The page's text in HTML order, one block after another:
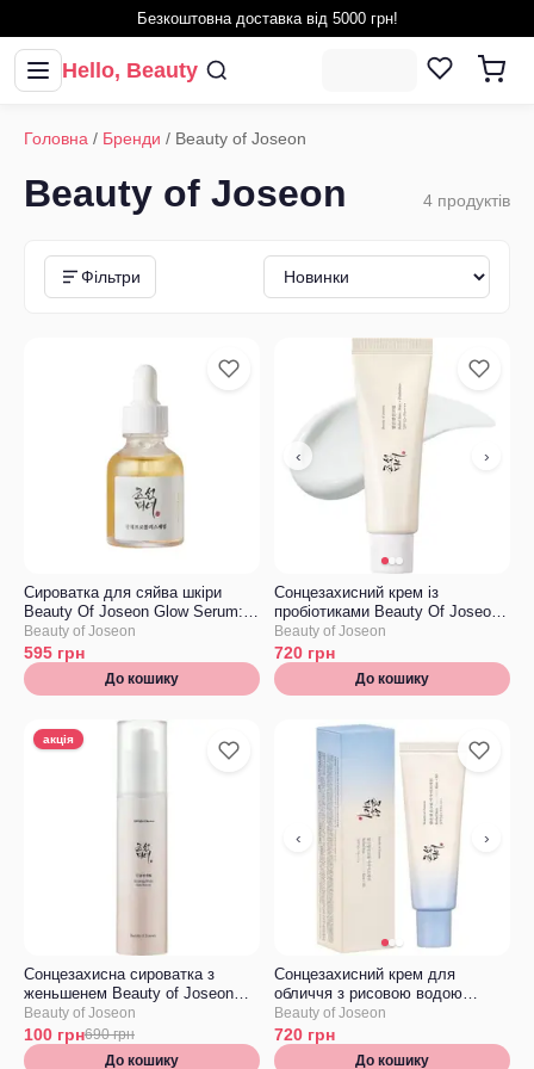
Безкоштовна доставка від 5000 грн!
Hello, Beauty
Головна / Бренди / Beauty of Joseon
Beauty of Joseon 4 продуктів
Фільтри
Сироватка для сяйва шкіри
Beauty Of Joseon Glow Serum:
Propolis+Niacinamide
Beauty of Joseon
595 грн
До кошику
‹ ›
Сонцезахисний крем із
пробіотиками Beauty Of Joseon
Relief Sun Rice + Probiotics
SPF50+ PA++++
Beauty of Joseon
720 грн
До кошику
акція
Сонцезахисна сироватка з
женьшенем Beauty of Joseon
Ginseng Moist Sun Serum
SPF50+ PA++++
Beauty of Joseon
100 грн690грн
До кошику
‹ ›
Сонцезахисний крем для
обличчя з рисовою водою
Beauty of Joseon Relief Sun
Aqua-Fresh: Rice + B5
SPF50+/PA++++
Beauty of Joseon
720 грн
До кошику